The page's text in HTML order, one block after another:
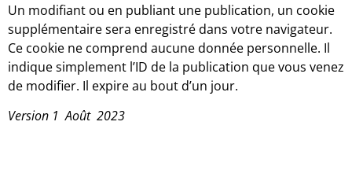
Un modifiant ou en publiant une publication, un cookie
supplémentaire sera enregistré dans votre navigateur.
Ce cookie ne comprend aucune donnée personnelle. Il
indique simplement l’ID de la publication que vous venez
de modifier. Il expire au bout d’un jour.
Version 1 Août 2023